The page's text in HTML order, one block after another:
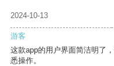
2024-10-13
游客
这款app的用户界面简洁明了
悉操作。